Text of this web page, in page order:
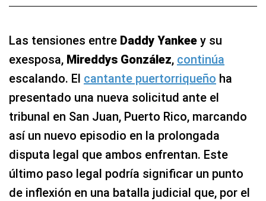
Las tensiones entre Daddy Yankee y su
exesposa, Mireddys González, continúa
escalando. El cantante puertorriqueño ha
presentado una nueva solicitud ante el
tribunal en San Juan, Puerto Rico, marcando
así un nuevo episodio en la prolongada
disputa legal que ambos enfrentan. Este
último paso legal podría significar un punto
de inflexión en una batalla judicial que, por el